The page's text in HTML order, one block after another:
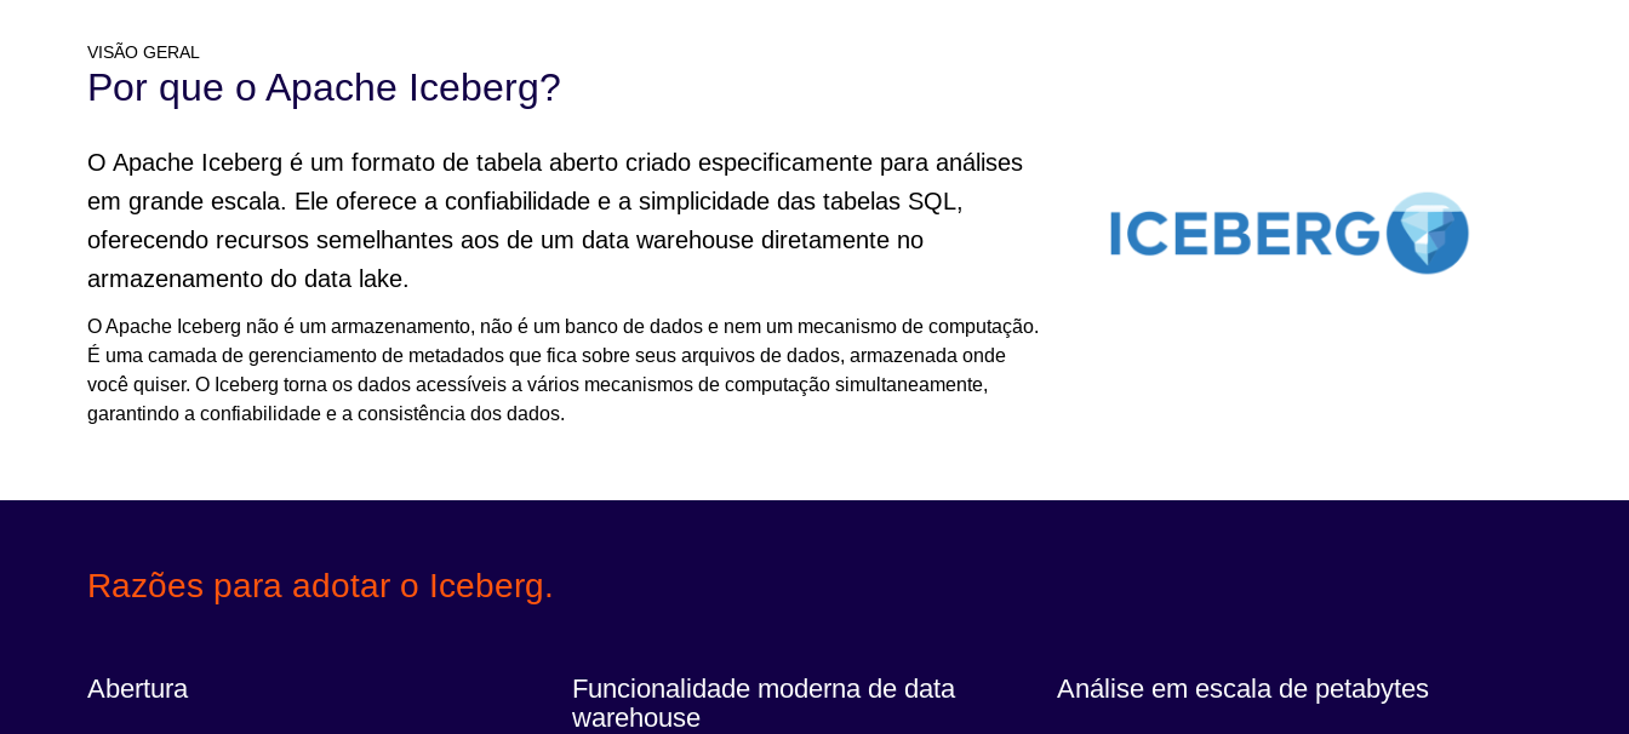
VISÃO GERAL
Por que o Apache Iceberg?
O Apache Iceberg é um formato de tabela aberto criado especificamente para análises
em grande escala. Ele oferece a confiabilidade e a simplicidade das tabelas SQL,
oferecendo recursos semelhantes aos de um data warehouse diretamente no
armazenamento do data lake.
O Apache Iceberg não é um armazenamento, não é um banco de dados e nem um mecanismo de computação.
É uma camada de gerenciamento de metadados que fica sobre seus arquivos de dados, armazenada onde
você quiser. O Iceberg torna os dados acessíveis a vários mecanismos de computação simultaneamente,
garantindo a confiabilidade e a consistência dos dados.
Razões para adotar o Iceberg.
Abertura
Funcionalidade moderna de data
warehouse
Análise em escala de petabytes